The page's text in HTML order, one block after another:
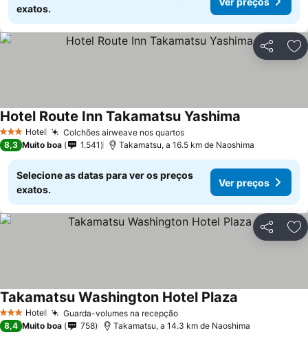
exatos.
Partilhar
3 EstrelasHotel Colchões airweave nos quartos
Hotel Route Inn Takamatsu Yashima
8,3 Muito boa 1.541 Takamatsu, a 16.5 km de Naoshima
Selecione as datas para ver os preços
exatos.
Ver preços
Partilhar
3 EstrelasHotel Guarda-volumes na recepção
Takamatsu Washington Hotel Plaza
8,4 Muito boa 758 Takamatsu, a 14.3 km de Naoshima